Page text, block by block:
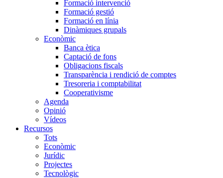
Formació intervenció
Formació gestió
Formació en línia
Dinàmiques grupals
Econòmic
Banca ètica
Captació de fons
Obligacions fiscals
Transparència i rendició de comptes
Tresoreria i comptabilitat
Cooperativisme
Agenda
Opinió
Vídeos
Recursos
Tots
Econòmic
Jurídic
Projectes
Tecnològic